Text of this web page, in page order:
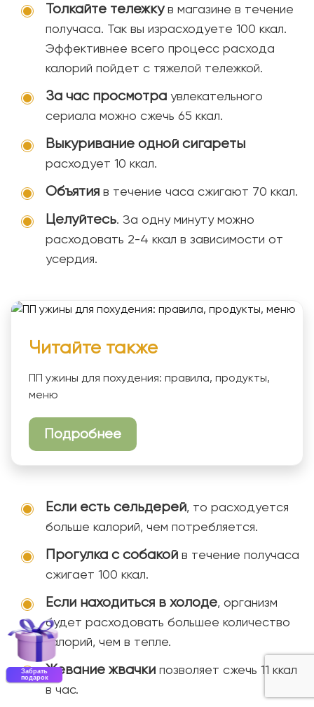
Толкайте тележкув магазине в течение
получаса. Так вы израсходуете 100 ккал.
Эффективнее всего процесс расхода
калорий пойдет с тяжелой тележкой.
За час просмотра увлекательного
сериала можно сжечь 65 ккал.
Выкуривание одной сигареты
расходует 10 ккал.
Объятия в течение часа сжигают 70 ккал.
Целуйтесь. За одну минуту можно
расходовать 2-4 ккал в зависимости от
усердия.
Читайте также
ПП ужины для похудения: правила, продукты,
меню
Подробнее
Если есть сельдерей, то расходуется
больше калорий, чем потребляется.
Прогулка с собакой в течение получаса
сжигает 100 ккал.
Если находиться в холоде, организм
будет расходовать большее количество
калорий, чем в тепле.
Жевание жвачки позволяет сжечь 11 ккал
в час.
Забрать
подарок